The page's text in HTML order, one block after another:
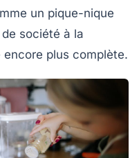
un pique-nique
société à la
plus complète.